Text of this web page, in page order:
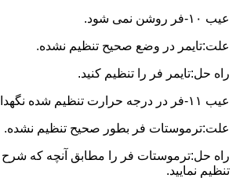
عیب ۱۰-فر روشن نمی شود.
علت:تایمر در وضع صحیح تنظیم نشده.
راه حل:تایمر فر را تنظیم کنید.
عیب ۱۱-فر در درجه حرارت تنظیم شده نگهداری نمی شود.
علت:ترموستات فر بطور صحیح تنظیم نشده.
راه حل:ترموستات فر را مطابق آنچه که
تنظیم نمایید.